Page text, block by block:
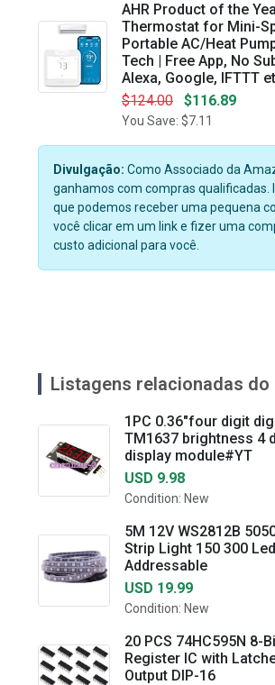
AHR Product of the
Thermostat for Mini-
Portable AC/Heat
Tech | Free App, No
Alexa, Google, IFTTT
$124.00
$116.89
You Save: $7.11
Divulgação: Como Associado da
ganhamos com compras qualificadas.
que podemos receber uma pequena
você clicar em um link e fizer uma
custo adicional para você.
Listagens relacionadas do
1PC 0.36"four digit
TM1637 brightness 4
display module#YT
USD 9.98
Condition: New
5M 12V WS2812B
Strip Light 150 300
Addressable
USD 19.99
Condition: New
20 PCS 74HC595N 8-
Register IC with
Output DIP-16